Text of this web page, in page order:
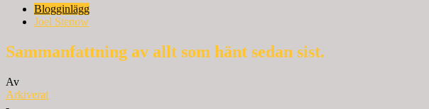
Blogginlägg
Joel Stenow
Sammanfattning av allt som hänt sedan sist.
Av
Arkiverat